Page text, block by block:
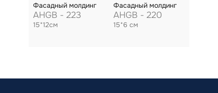
Фасадный молдинг
AHGB - 223
15*12см
Фасадный молдинг
AHGB - 220
15*6 см